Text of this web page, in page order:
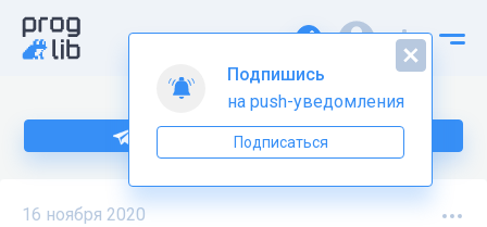
Подпишитесь на нас в Telegram
16 ноября 2020
Подпишись
на push-уведомления
Подписаться